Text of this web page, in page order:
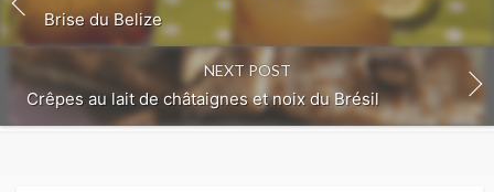
Brise du Belize
NEXT POST
Crêpes au lait de châtaignes et noix du Brésil